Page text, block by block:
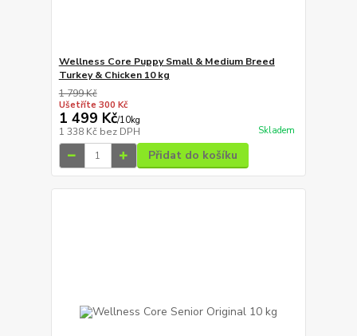
Wellness Core Puppy Small & Medium Breed
Turkey & Chicken 10 kg
1 799 Kč
Ušetříte 300 Kč
1 499 Kč/10kg
1 338 Kč bez DPH Skladem
Přidat do košíku